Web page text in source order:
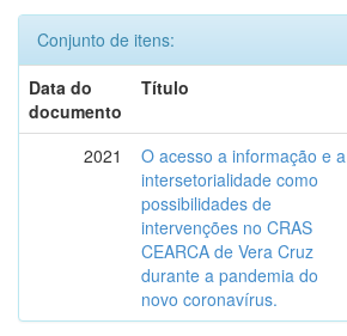
Conjunto de itens:
Data do
documento
Título
2021
O acesso a informação e a
intersetorialidade como
possibilidades de
intervenções no CRAS
CEARCA de Vera Cruz
durante a pandemia do
novo coronavírus.